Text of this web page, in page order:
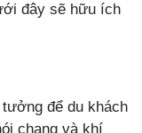
đây sẽ hữu ích
để du khách
chang và khí